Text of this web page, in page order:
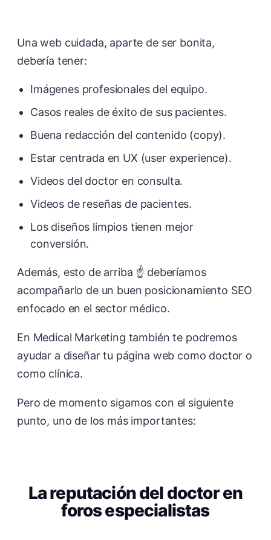
Una web cuidada, aparte de ser bonita,
debería tener:
Imágenes profesionales del equipo.
Casos reales de éxito de sus pacientes.
Buena redacción del contenido (copy).
Estar centrada en UX (user experience).
Videos del doctor en consulta.
Videos de reseñas de pacientes.
Los diseños limpios tienen mejor
conversión.
Además, esto de arriba ☝️ deberíamos
acompañarlo de un buen posicionamiento SEO
enfocado en el sector médico.
En Medical Marketing también te podremos
ayudar a diseñar tu página web como doctor o
como clínica.
Pero de momento sigamos con el siguiente
punto, uno de los más importantes:
La reputación del doctor en
foros especialistas